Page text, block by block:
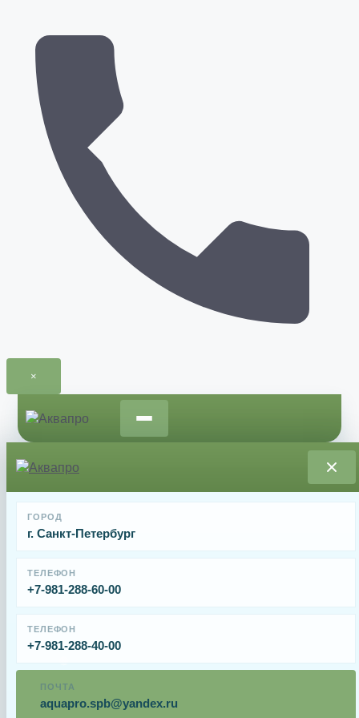
×
содержимому
ГОРОД
г. Санкт-Петербург
ТЕЛЕФОН
+7-981-288-60-00
ТЕЛЕФОН
+7-981-288-40-00
ПОЧТА
aquapro.spb@yandex.ru
насосов
/ Подставка к насосу для ЕР/СК RKS180.R
От3015